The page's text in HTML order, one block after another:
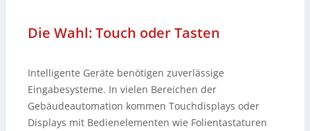
Die Wahl: Touch oder Tasten
Intelligente Geräte benötigen zuverlässige
Eingabesysteme. In vielen Bereichen der
Gebäudeautomation kommen Touchdisplays oder
Displays mit Bedienelementen wie Folientastaturen